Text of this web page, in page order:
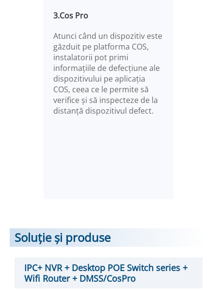
3.Cos Pro
Atunci când un dispozitiv este
găzduit pe platforma COS,
instalatorii pot primi
informațiile de defecțiune ale
dispozitivului pe aplicația
COS, ceea ce le permite să
verifice și să inspecteze de la
distanță dispozitivul defect.
Soluție și produse
IPC+ NVR + Desktop POE Switch series +
Wifi Router + DMSS/CosPro